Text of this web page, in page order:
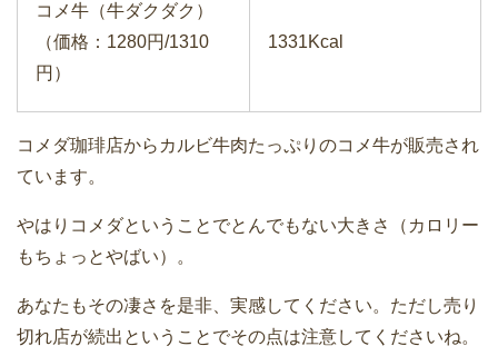
コメ牛（牛ダクダク）
（価格：1280円/1310
円）
1331Kcal
コメダ珈琲店からカルビ牛肉たっぷりのコメ牛が販売され
ています。
やはりコメダということでとんでもない大きさ（カロリー
もちょっとやばい）。
あなたもその凄さを是非、実感してください。ただし売り
切れ店が続出ということでその点は注意してくださいね。